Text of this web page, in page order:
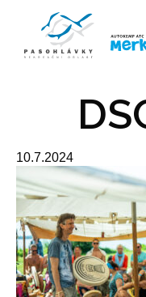
10.7.2024